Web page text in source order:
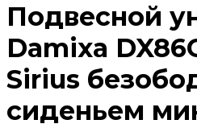
Подвесной
Damixa
Sirius
сиденьем